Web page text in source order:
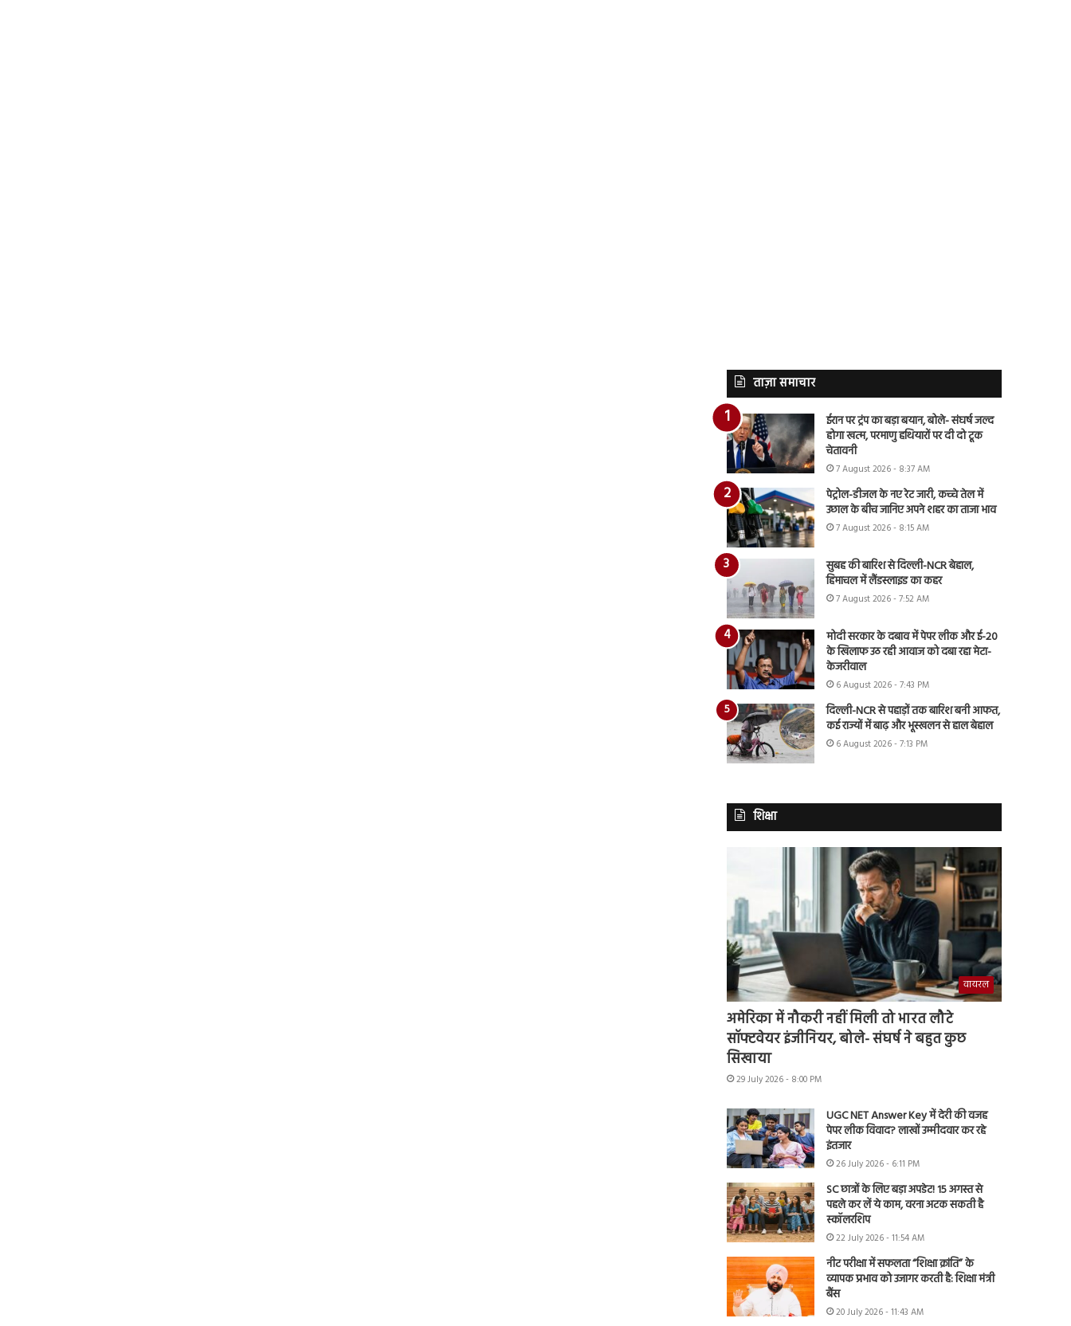
ताज़ा समाचार
ईरान पर ट्रंप का बड़ा बयान, बोले- संघर्ष जल्द
होगा खत्म, परमाणु हथियारों पर दी दो टूक
चेतावनी
7 August 2026 - 8:37 AM
पेट्रोल-डीजल के नए रेट जारी, कच्चे तेल में
उछाल के बीच जानिए अपने शहर का ताजा भाव
7 August 2026 - 8:15 AM
सुबह की बारिश से दिल्ली-NCR बेहाल,
हिमाचल में लैंडस्लाइड का कहर
7 August 2026 - 7:52 AM
मोदी सरकार के दबाव में पेपर लीक और ई-20
के खिलाफ उठ रही आवाज को दबा रहा मेटा-
केजरीवाल
6 August 2026 - 7:43 PM
दिल्ली-NCR से पहाड़ों तक बारिश बनी आफत,
कई राज्यों में बाढ़ और भूस्खलन से हाल बेहाल
6 August 2026 - 7:13 PM
शिक्षा
वायरल
अमेरिका में नौकरी नहीं मिली तो भारत लौटे
सॉफ्टवेयर इंजीनियर, बोले- संघर्ष ने बहुत कुछ
सिखाया
29 July 2026 - 8:00 PM
UGC NET Answer Key में देरी की वजह
पेपर लीक विवाद? लाखों उम्मीदवार कर रहे
इंतजार
26 July 2026 - 6:11 PM
SC छात्रों के लिए बड़ा अपडेट! 15 अगस्त से
पहले कर लें ये काम, वरना अटक सकती है
स्कॉलरशिप
22 July 2026 - 11:54 AM
नीट परीक्षा में सफलता “शिक्षा क्रांति” के
व्यापक प्रभाव को उजागर करती है: शिक्षा मंत्री
बैंस
20 July 2026 - 11:43 AM